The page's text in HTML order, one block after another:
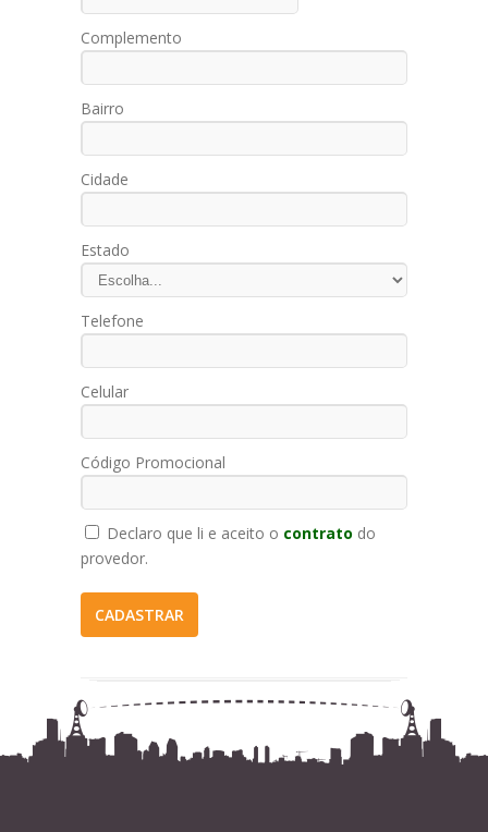
Complemento
Bairro
Cidade
Estado
Telefone
Celular
Código Promocional
Declaro que li e aceito o contrato do
provedor.